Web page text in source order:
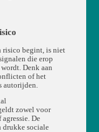
risico begint, is niet
die erop
Denk aan
of het
autorijden.
zowel voor
De
drukke sociale